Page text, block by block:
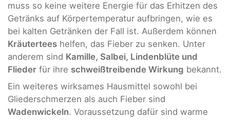
muss so keine weitere Energie für das Erhitzen des
Getränks auf Körpertemperatur aufbringen, wie es
bei kalten Getränken der Fall ist. Außerdem können
Kräutertees helfen, das Fieber zu senken. Unter
anderem sind Kamille, Salbei, Lindenblüte und
Flieder für ihre schweißtreibende Wirkung bekannt.
Ein weiteres wirksames Hausmittel sowohl bei
Gliederschmerzen als auch Fieber sind
Wadenwickeln. Voraussetzung dafür sind warme